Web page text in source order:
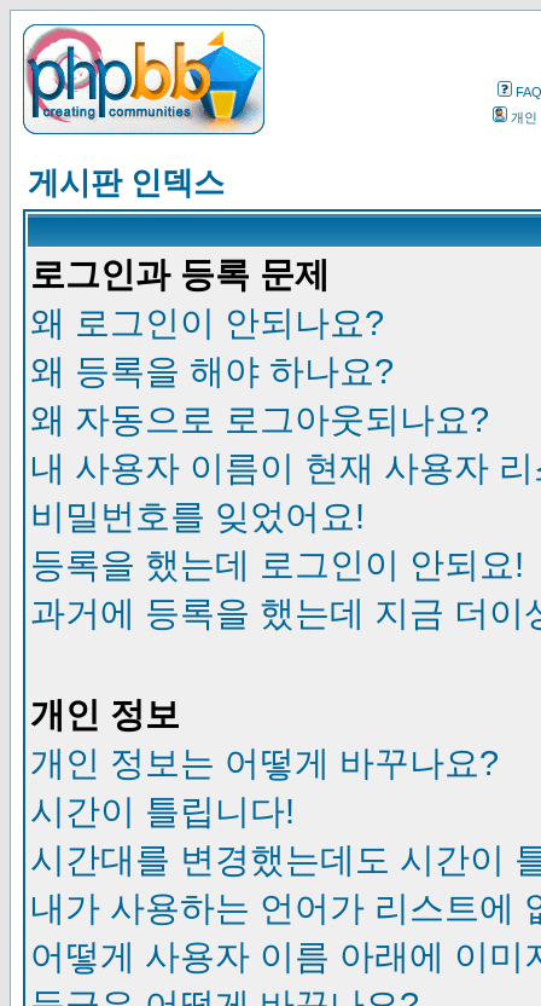
FAQ
개인
게시판 인덱스
로그인과 등록 문제
왜 로그인이 안되나요?
왜 등록을 해야 하나요?
왜 자동으로 로그아웃되나요?
내 사용자 이름이 현재 사용자
비밀번호를 잊었어요!
등록을 했는데 로그인이 안되요!
과거에 등록을 했는데 지금 더이
개인 정보
개인 정보는 어떻게 바꾸나요?
시간이 틀립니다!
시간대를 변경했는데도 시간이
내가 사용하는 언어가 리스트에
어떻게 사용자 이름 아래에 이미